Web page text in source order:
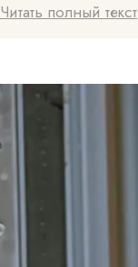
Читать полный текст